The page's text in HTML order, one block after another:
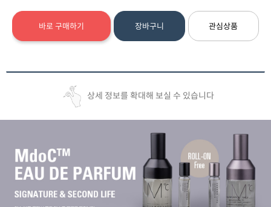
바로 구매하기 장바구니 관심상품
상세 정보를 확대해 보실 수 있습니다